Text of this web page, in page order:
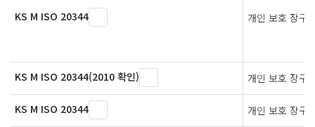
KS M ISO 20344 개인 보호 장구
KS M ISO 20344(2010 확인) 개인 보호 장구
KS M ISO 20344 개인 보호 장구